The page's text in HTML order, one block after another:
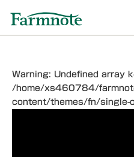
Warning: Undefined array
/home/xs460784/
content/themes/fn/single-